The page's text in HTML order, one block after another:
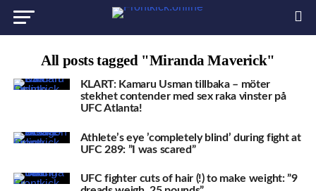
All posts tagged "Miranda Maverick"
KLART: Kamaru Usman tillbaka – möter
stekhet contender med sex raka vinster på
UFC Atlanta!
Athlete’s eye ’completely blind’ during fight at
UFC 289: ”I was scared”
UFC fighter cuts of hair (!) to make weight: ”9